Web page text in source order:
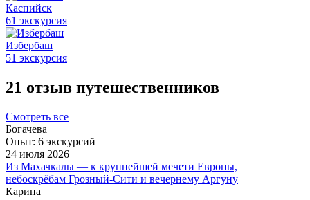
Каспийск
61 экскурсия
Избербаш
51 экскурсия
21 отзыв путешественников
Смотреть все
Богачева
Опыт: 6 экскурсий
24 июля 2026
Из Махачкалы — к крупнейшей мечети Европы,
небоскрёбам Грозный-Сити и вечернему Аргуну
Спасибо большое за прогулку.Гид Зарина и водитель
Карина